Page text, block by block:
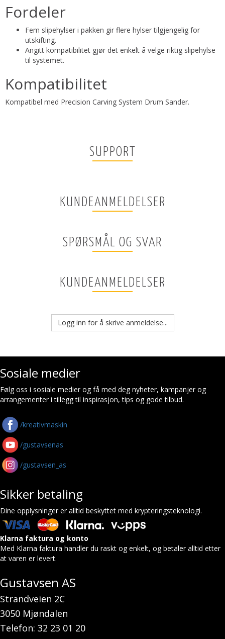
Fordeler
Fem slipehylser i pakken gir flere hylser tilgjengelig for
utskifting.
Angitt kompatibilitet gjør det enkelt å velge riktig slipehylse
til systemet.
Kompatibilitet
Kompatibel med Precision Carving System Drum Sander.
SUPPORT
KUNDEANMELDELSER
SPØRSMÅL OG SVAR
KUNDEANMELDELSER
Logg inn for å skrive anmeldelse...
Sosiale medier
Følg oss i sosiale medier og få med deg nyheter, kampanjer og
arrangementer i tillegg til inspirasjon, tips og gode tilbud.
/kreativmaskin
/gustavsenas
/gustavsen_as
Sikker betaling
Dine opplysninger er alltid beskyttet med krypteringsteknologi.
Klarna faktura og konto
Med Klarna faktura handler du raskt og enkelt, og betaler alltid etter
at varen er levert.
Gustavsen AS
Strandveien 2C
3050 Mjøndalen
Telefon: 32 23 01 20